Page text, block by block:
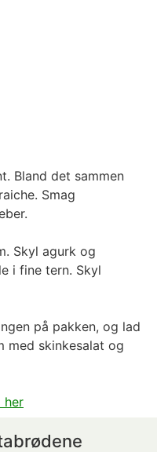
Bland det sammen
Smag
Skyl agurk og
i fine tern. Skyl
på pakken, og lad
med skinkesalat og
her